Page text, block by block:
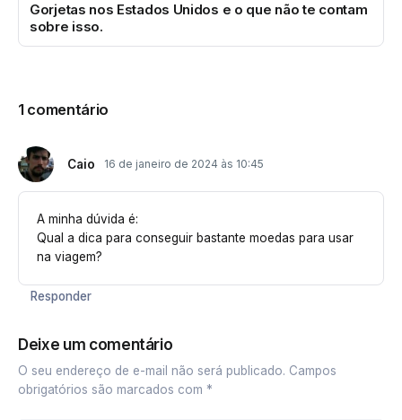
Gorjetas nos Estados Unidos e o que não te contam
sobre isso.
1 comentário
Caio 16 de janeiro de 2024 às 10:45
A minha dúvida é:
Qual a dica para conseguir bastante moedas para usar
na viagem?
Responder
Deixe um comentário
O seu endereço de e-mail não será publicado. Campos
obrigatórios são marcados com *